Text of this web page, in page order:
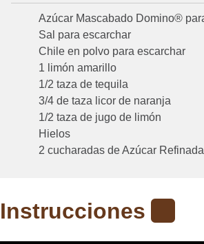
Azúcar Mascabado Domino®
Sal para escarchar
Chile en polvo para escarchar
1 limón amarillo
1/2 taza de tequila
3/4 de taza licor de naranja
1/2 taza de jugo de limón
Hielos
2 cucharadas de Azúcar
Instrucciones